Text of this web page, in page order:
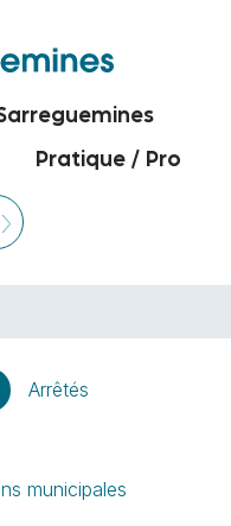
Pratique / Pro
Arrêtés
municipales